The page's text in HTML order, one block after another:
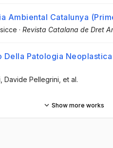
Ambiental Catalunya
· Revista Catalana de Dret
Della Patologia
, Davide Pellegrini , et al.
Show more works